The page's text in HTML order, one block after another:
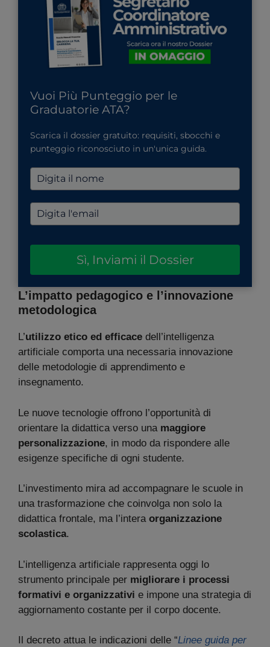
Vuoi Più Punteggio per le
Graduatorie ATA?
Scarica il dossier gratuito: requisiti, sbocchi e
punteggio riconosciuto in un'unica guida.
Sì, Inviami il Dossier
L’impatto pedagogico e l’innovazione
metodologica
L’utilizzo etico ed efficace dell’intelligenza
artificiale comporta una necessaria innovazione
delle metodologie di apprendimento e
insegnamento.
Le nuove tecnologie offrono l’opportunità di
orientare la didattica verso una maggiore
personalizzazione, in modo da rispondere alle
esigenze specifiche di ogni studente.
L’investimento mira ad accompagnare le scuole in
una trasformazione che coinvolga non solo la
didattica frontale, ma l’intera organizzazione
scolastica.
L’intelligenza artificiale rappresenta oggi lo
strumento principale per migliorare i processi
formativi e organizzativi e impone una strategia di
aggiornamento costante per il corpo docente.
Il decreto attua le indicazioni delle “Linee guida per